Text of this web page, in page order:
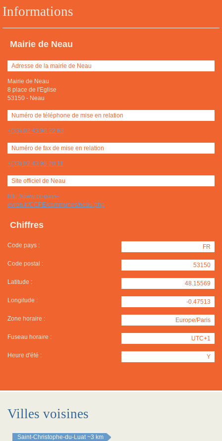
Informations
Mairie de Neau
Adresse de la mairie de Neau
Mairie de Neau
8 place de l'Eglise
53150 - Neau
Numéro de téléphone de mise en relation
+(33) 02 43 98 22 63
Numéro de fax de mise en relation
+(33) 02 43 98 20 11
Site officiel de Neau
http://www.cc-pays-
evron.fr/CCPE/communes/neau.php
Chiffres
Code pays : FR
Code postal : 53150
Latitude : 48.15569
Longitude : -0.47513
Zone horaire : Europe/Paris
Fuseau horaire : UTC+1
Heure d'été : Y
Villes voisines
Saint-Christophe-du-Luat ~3 km